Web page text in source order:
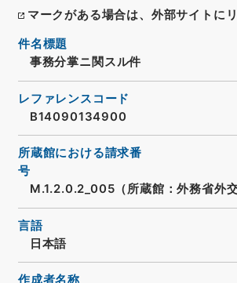
マークがある場合は、外部サイトに
件名標題
事務分掌ニ関スル件
レファレンスコード
B14090134900
所蔵館における請求番
号
M.1.2.0.2_005（所蔵館：外務省外交
言語
日本語